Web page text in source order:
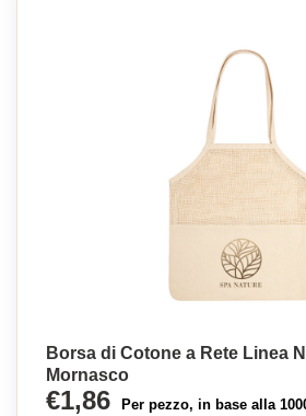
Borsa di Cotone a Rete Linea
Mornasco
€1,86 Per pezzo, in base alla